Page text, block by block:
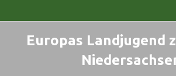
Europas Landjugend